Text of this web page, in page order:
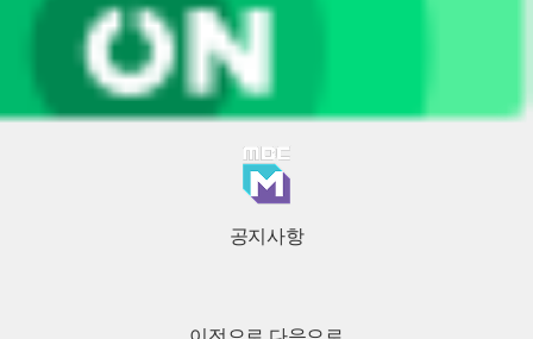
공지사항